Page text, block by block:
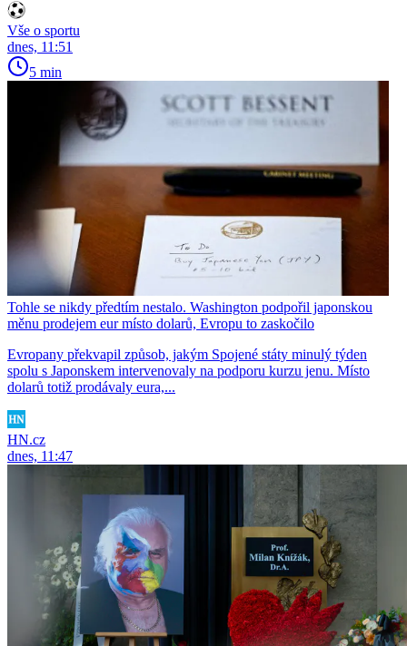
Vše o sportu
dnes, 11:51
5 min
Tohle se nikdy předtím nestalo. Washington podpořil japonskou
měnu prodejem eur místo dolarů, Evropu to zaskočilo
Evropany překvapil způsob, jakým Spojené státy minulý týden
spolu s Japonskem intervenovaly na podporu kurzu jenu. Místo
dolarů totiž prodávaly eura,...
HN.cz
dnes, 11:47